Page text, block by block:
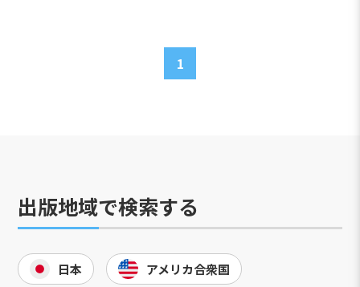
1
出版地域で検索する
日本 アメリカ合衆国